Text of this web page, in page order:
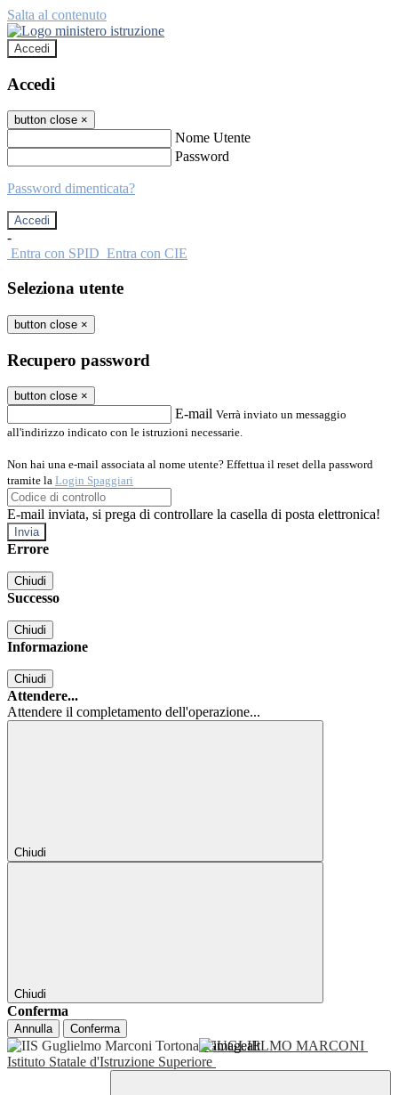
Salta al contenuto
Accedi
Accedi
button close ×
Nome Utente
Password
Password dimenticata?
-
Entra con SPID Entra con CIE
Seleziona utente
button close ×
Recupero password
button close ×
E-mail Verrà inviato un messaggio
all'indirizzo indicato con le istruzioni necessarie.
Non hai una e-mail associata al nome utente? Effettua il reset della password
tramite la Login Spaggiari
E-mail inviata, si prega di controllare la casella di posta elettronica!
Errore
Chiudi
Successo
Chiudi
Informazione
Chiudi
Attendere...
Attendere il completamento dell'operazione...
Chiudi
Chiudi
Conferma
Annulla Conferma
GUGLIELMO MARCONI
Istituto Statale d'Istruzione Superiore